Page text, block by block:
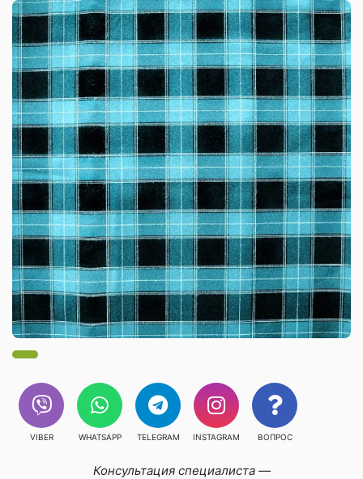
VIBER WHATSAPP TELEGRAM INSTAGRAM ВОПРОС
Консультация специалиста —